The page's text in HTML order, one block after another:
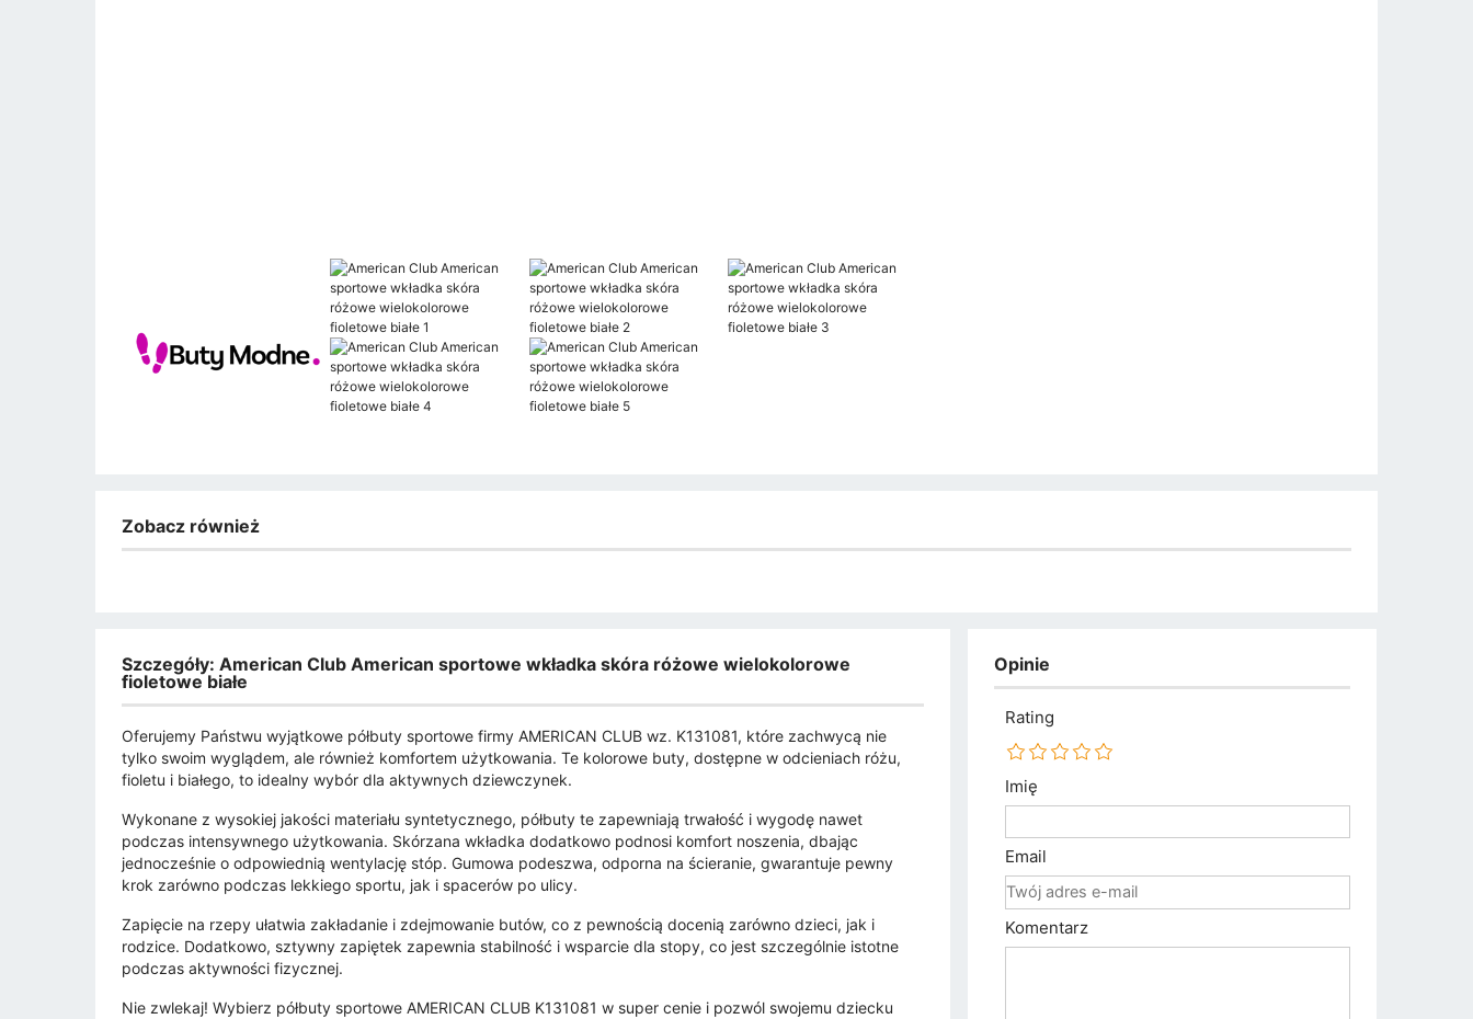
Zobacz również
Szczegóły: American Club American sportowe wkładka skóra różowe wielokolorowe
fioletowe białe
Oferujemy Państwu wyjątkowe półbuty sportowe firmy AMERICAN CLUB wz. K131081, które zachwycą nie
tylko swoim wyglądem, ale również komfortem użytkowania. Te kolorowe buty, dostępne w odcieniach różu,
fioletu i białego, to idealny wybór dla aktywnych dziewczynek.
Wykonane z wysokiej jakości materiału syntetycznego, półbuty te zapewniają trwałość i wygodę nawet
podczas intensywnego użytkowania. Skórzana wkładka dodatkowo podnosi komfort noszenia, dbając
jednocześnie o odpowiednią wentylację stóp. Gumowa podeszwa, odporna na ścieranie, gwarantuje pewny
krok zarówno podczas lekkiego sportu, jak i spacerów po ulicy.
Zapięcie na rzepy ułatwia zakładanie i zdejmowanie butów, co z pewnością docenią zarówno dzieci, jak i
rodzice. Dodatkowo, sztywny zapiętek zapewnia stabilność i wsparcie dla stopy, co jest szczególnie istotne
podczas aktywności fizycznej.
Nie zwlekaj! Wybierz półbuty sportowe AMERICAN CLUB K131081 w super cenie i pozwól swojemu dziecku
Opinie
Rating
Imię
Email
Komentarz